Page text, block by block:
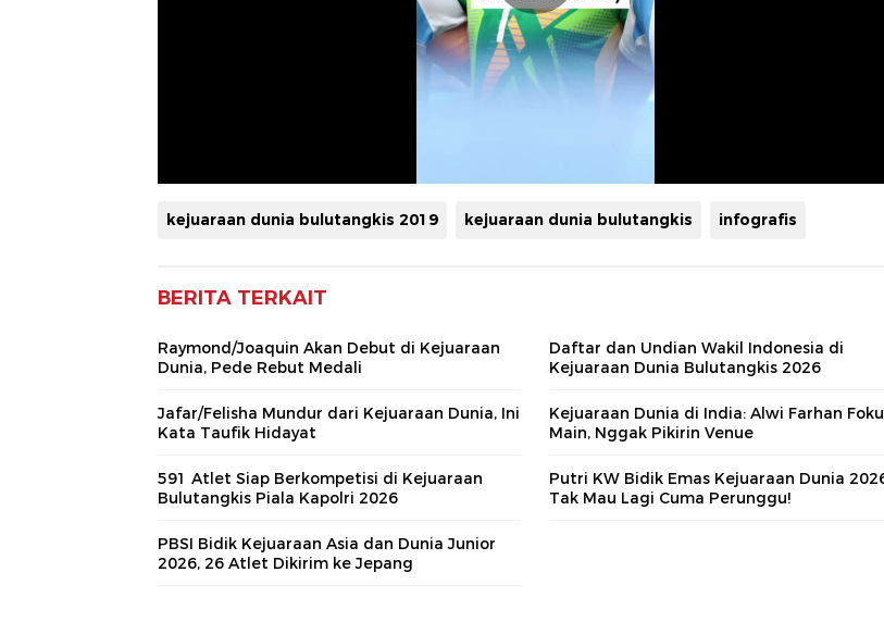
kejuaraan dunia bulutangkis 2019 kejuaraan dunia bulutangkis infografis
BERITA TERKAIT
Raymond/Joaquin Akan Debut di Kejuaraan
Dunia, Pede Rebut Medali
Daftar dan Undian Wakil Indonesia di
Kejuaraan Dunia Bulutangkis 2026
Jafar/Felisha Mundur dari Kejuaraan Dunia, Ini
Kata Taufik Hidayat
Kejuaraan Dunia di India: Alwi Farhan
Main, Nggak Pikirin Venue
591 Atlet Siap Berkompetisi di Kejuaraan
Bulutangkis Piala Kapolri 2026
Putri KW Bidik Emas Kejuaraan Dunia
Tak Mau Lagi Cuma Perunggu!
PBSI Bidik Kejuaraan Asia dan Dunia Junior
2026, 26 Atlet Dikirim ke Jepang